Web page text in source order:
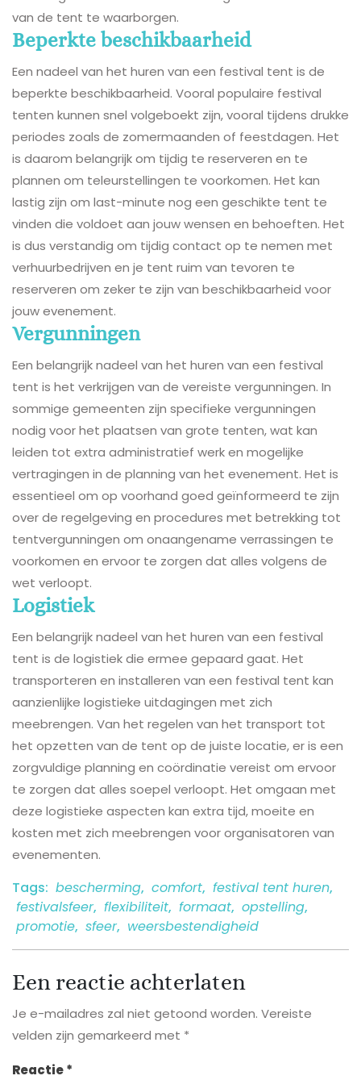
van de tent te waarborgen.
Beperkte beschikbaarheid
Een nadeel van het huren van een festival tent is de
beperkte beschikbaarheid. Vooral populaire festival
tenten kunnen snel volgeboekt zijn, vooral tijdens drukke
periodes zoals de zomermaanden of feestdagen. Het
is daarom belangrijk om tijdig te reserveren en te
plannen om teleurstellingen te voorkomen. Het kan
lastig zijn om last-minute nog een geschikte tent te
vinden die voldoet aan jouw wensen en behoeften. Het
is dus verstandig om tijdig contact op te nemen met
verhuurbedrijven en je tent ruim van tevoren te
reserveren om zeker te zijn van beschikbaarheid voor
jouw evenement.
Vergunningen
Een belangrijk nadeel van het huren van een festival
tent is het verkrijgen van de vereiste vergunningen. In
sommige gemeenten zijn specifieke vergunningen
nodig voor het plaatsen van grote tenten, wat kan
leiden tot extra administratief werk en mogelijke
vertragingen in de planning van het evenement. Het is
essentieel om op voorhand goed geïnformeerd te zijn
over de regelgeving en procedures met betrekking tot
tentvergunningen om onaangename verrassingen te
voorkomen en ervoor te zorgen dat alles volgens de
wet verloopt.
Logistiek
Een belangrijk nadeel van het huren van een festival
tent is de logistiek die ermee gepaard gaat. Het
transporteren en installeren van een festival tent kan
aanzienlijke logistieke uitdagingen met zich
meebrengen. Van het regelen van het transport tot
het opzetten van de tent op de juiste locatie, er is een
zorgvuldige planning en coördinatie vereist om ervoor
te zorgen dat alles soepel verloopt. Het omgaan met
deze logistieke aspecten kan extra tijd, moeite en
kosten met zich meebrengen voor organisatoren van
evenementen.
Tags: bescherming, comfort, festival tent huren,
festivalsfeer, flexibiliteit, formaat, opstelling,
promotie, sfeer, weersbestendigheid
Een reactie achterlaten
Je e-mailadres zal niet getoond worden. Vereiste
velden zijn gemarkeerd met *
Reactie*